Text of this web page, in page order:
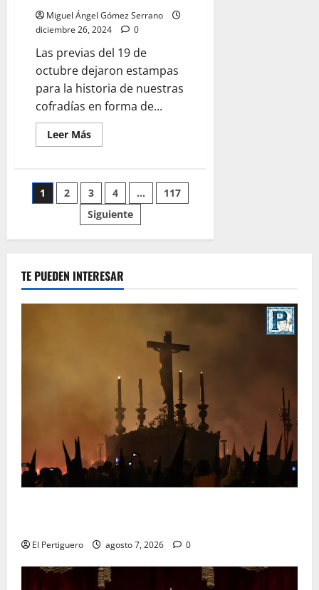
Miguel Ángel Gómez Serrano
diciembre 26, 2024
0
Las previas del 19 de
octubre dejaron estampas
para la historia de nuestras
cofradías en forma de...
Leer MásLeer
más
fueron
las
exposiciones
organizadas
con
de
Mariana,
por
Miguel
A.
Paginación
1 2 3 4 …
117
Siguiente
TE PUEDEN INTERESAR
El Pertiguero agosto 7, 2026 0